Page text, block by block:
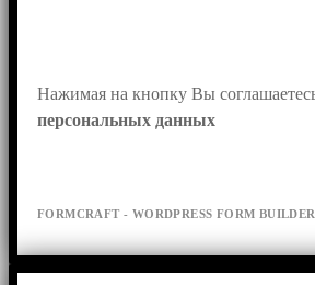
персональных данных
FORMCRAFT - WORDPRESS FORM BUILDER